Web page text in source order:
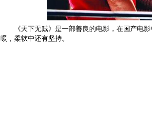
《天下无贼》是一部善良的电影，在国产电影
暖，柔软中还有坚持。